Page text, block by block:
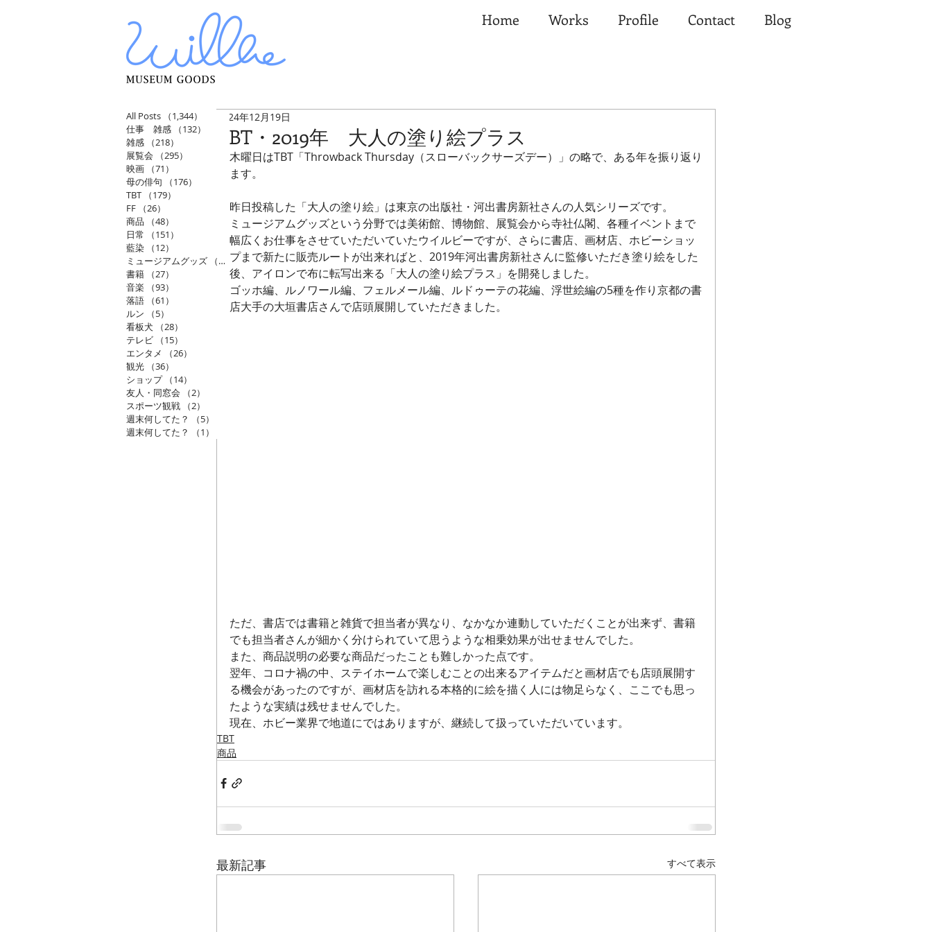
Home Works Profile Contact Blog
TBT・2019年 大人の塗り絵プラス
2024年12月19日
木曜日はTBT「Throwback Thursday（スローバックサーズデー）」の略で、ある年を振り返り
ます。
昨日投稿した「大人の塗り絵」は東京の出版社・河出書房新社さんの人気シリーズです。
ミュージアムグッズという分野では美術館、博物館、展覧会から寺社仏閣、各種イベントまで
幅広くお仕事をさせていただいていたウイルビーですが、さらに書店、画材店、ホビーショッ
プまで新たに販売ルートが出来ればと、2019年河出書房新社さんに監修いただき塗り絵をした
後、アイロンで布に転写出来る「大人の塗り絵プラス」を開発しました。
ゴッホ編、ルノワール編、フェルメール編、ルドゥーテの花編、浮世絵編の5種を作り京都の書
店大手の大垣書店さんで店頭展開していただきました。
ただ、書店では書籍と雑貨で担当者が異なり、なかなか連動していただくことが出来ず、書籍
でも担当者さんが細かく分けられていて思うような相乗効果が出せませんでした。
また、商品説明の必要な商品だったことも難しかった点です。
翌年、コロナ禍の中、ステイホームで楽しむことの出来るアイテムだと画材店でも店頭展開す
る機会があったのですが、画材店を訪れる本格的に絵を描く人には物足らなく、ここでも思っ
たような実績は残せませんでした。
現在、ホビー業界で地道にではありますが、継続して扱っていただいています。
TBT
商品
最新記事 すべて表示
All Posts （1,344）
1,344件の記事
仕事 雑感
（132）
132件の記事
雑感
（218）
展覧会
（295）
295件の記事
映画
（71）
母の俳句
（176）
176件の記事
TBT
（179）
FF
（26）
商品
（48）
日常
（151）
藍染
（12）
ミュージアムグッズ
（114）
114件の記事
書籍
（27）
音楽
（93）
落語
（61）
ルン
（5）
看板犬
（28）
テレビ
（15）
エンタメ
（26）
観光
（36）
ショップ
（14）
友人・同窓会
（2）
スポーツ観戦
（2）
週末何してた？
（5）
週末何してた？
（1）